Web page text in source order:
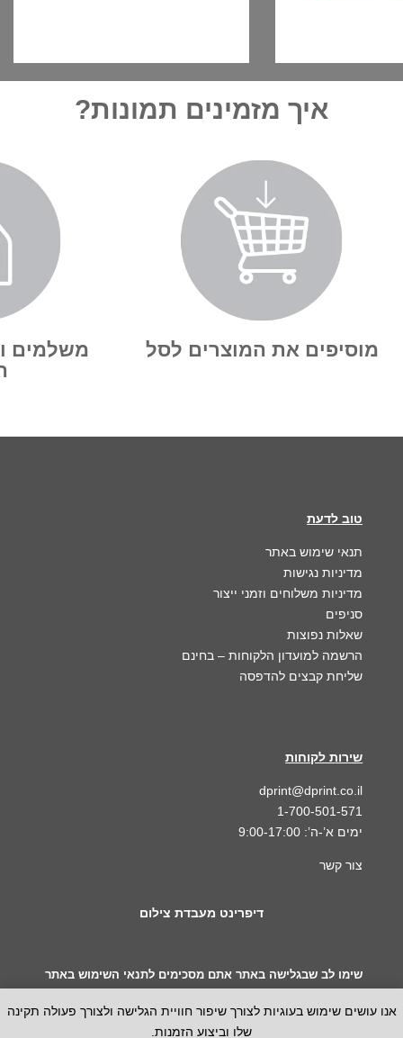
אנו עושים שימוש בעוגיות לצורך שיפור חוויית הגלישה ולצורך פעולה תקינה
שלו וביצוע הזמנות.
איך מזמינים תמונות?
מוסיפים את המוצרים לסל
משלמים
טוב לדעת
תנאי שימוש באתר
מדיניות נגישות
מדיניות משלוחים וזמני ייצור
סניפים
שאלות נפוצות
הרשמה למועדון הלקוחות– בחינם
שליחת קבצים להדפסה
שירות לקוחות
dprint@dprint.co.il
1-700-501-571
ימים א’-ה’: 9:00-17:00
צור קשר
דיפרינט מעבדת צילום
שימו לב שבגלישה באתר אתם מסכימים לתנאי השימוש באתר
חלק מהמחירים המופיעים באתר כ-“מחיר לתמונה” הינם מותנים